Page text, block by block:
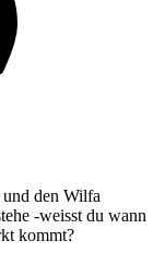
den Wilfa
-weisst du wann
kommt?